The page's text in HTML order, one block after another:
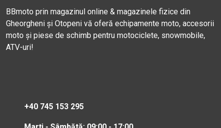
BBmoto prin magazinul online & magazinele fizice din
Gheorgheni și Otopeni vă oferă echipamente moto, accesorii
moto și piese de schimb pentru motociclete, snowmobile,
ATV-uri!
+40 745 153 295